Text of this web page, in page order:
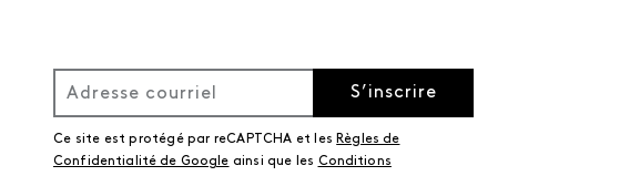
S’inscrire
Ce site est protégé par reCAPTCHA et les Règles de
Confidentialité de Google ainsi que les Conditions